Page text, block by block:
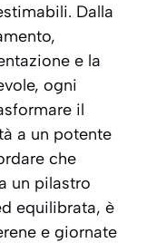
Dalla
e la
ogni
il
a un potente
che
un pilastro
equilibrata, è
e giornate